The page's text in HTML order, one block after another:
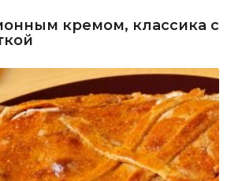
кремом, классика с